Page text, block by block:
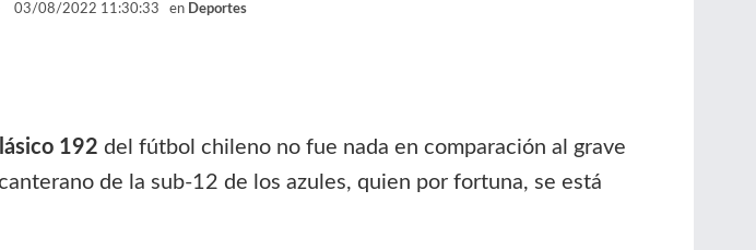
03/08/2022 11:30:33 en Deportes
192 del fútbol chileno no fue nada en comparación al grave
de la sub-12 de los azules, quien por fortuna, se está